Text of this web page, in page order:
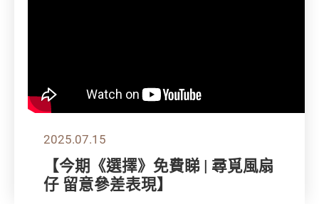
2025.07.15
【今期《選擇》免費睇 | 尋覓風扇
仔 留意參差表現】